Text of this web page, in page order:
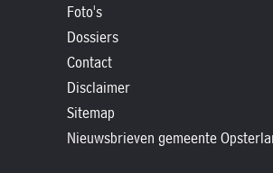
Foto's
Dossiers
Contact
Disclaimer
Sitemap
Nieuwsbrieven gemeente
Contact
Nieuwsbrieven
gemeente
Opsterland